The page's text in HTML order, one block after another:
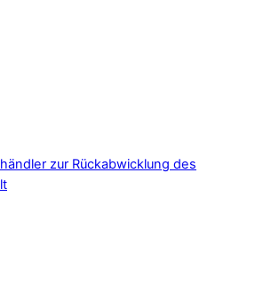
zur Rückabwicklung des